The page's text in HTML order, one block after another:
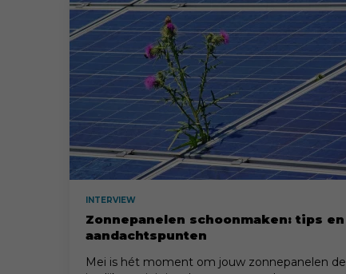
INTERVIEW
Zonnepanelen schoonmaken: tips en
aandachtspunten
Mei is hét moment om jouw zonnepanelen de